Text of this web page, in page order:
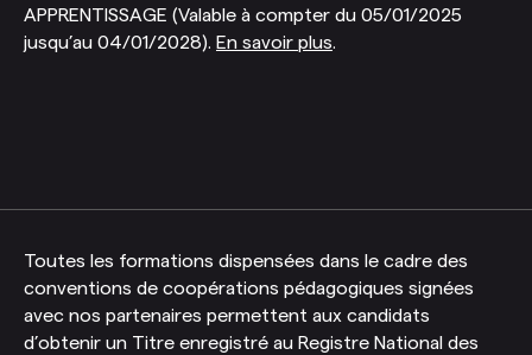
APPRENTISSAGE (Valable à compter du 05/01/2025
jusqu’au 04/01/2028). En savoir plus.
Toutes les formations dispensées dans le cadre des
conventions de coopérations pédagogiques signées
avec nos partenaires permettent aux candidats
d’obtenir un Titre enregistré au Registre National des